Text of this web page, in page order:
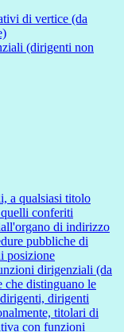
di vertice (da
(dirigenti non
a qualsiasi titolo
conferiti
di indirizzo
pubbliche di
posizione
dirigenziali (da
che distinguano le
dirigenti
titolari di
con funzioni